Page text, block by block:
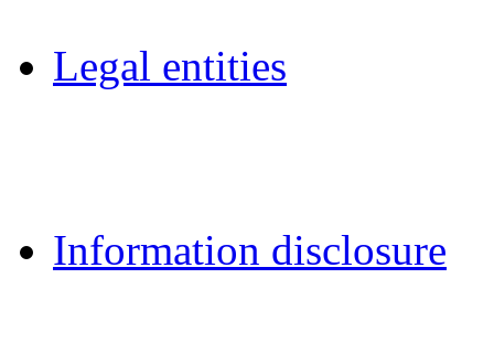
Legal entities
Information disclosure